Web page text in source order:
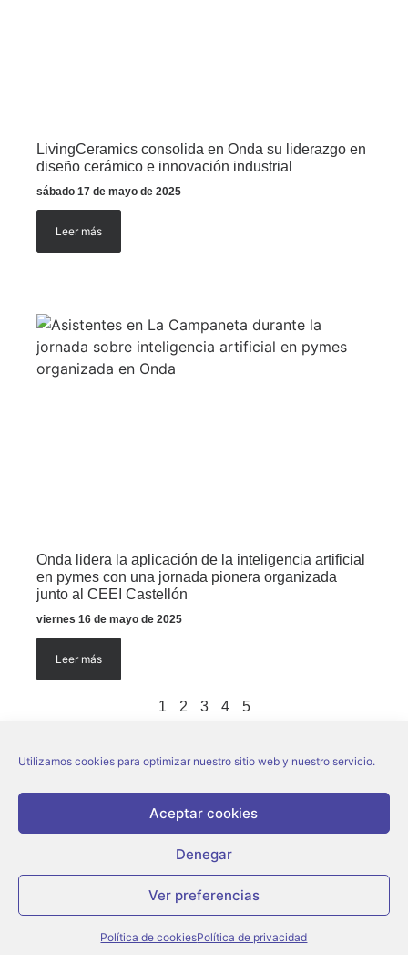
Utilizamos cookies para optimizar nuestro sitio web y nuestro servicio.
Aceptar cookies
Denegar
Ver preferencias
Política de cookiesPolítica de privacidad
LivingCeramics consolida en Onda su liderazgo en
diseño cerámico e innovación industrial
sábado 17 de mayo de 2025
Leer más
Onda lidera la aplicación de la inteligencia artificial
en pymes con una jornada pionera organizada
junto al CEEI Castellón
viernes 16 de mayo de 2025
Leer más
1 2 3 4 5
Aviso legal |Política de privacidad